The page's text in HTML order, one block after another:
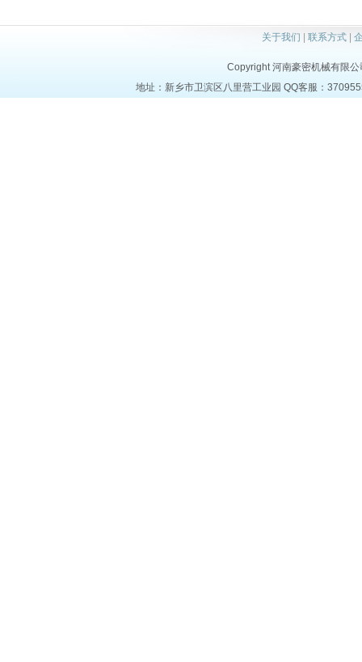
关于我们 联系方式|
Copyright 河南豪密机械有限
地址：新乡市卫滨区八里营工业园 QQ客服：